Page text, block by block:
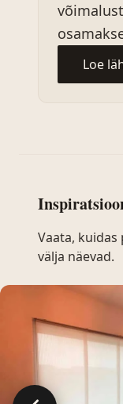
Loe
Vaata,
välja näevad.